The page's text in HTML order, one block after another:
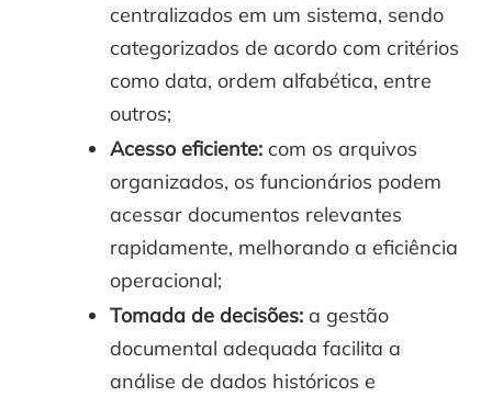
centralizados em um sistema, sendo
categorizados de acordo com critérios
como data, ordem alfabética, entre
outros;
Acesso eficiente: com os arquivos
organizados, os funcionários podem
acessar documentos relevantes
rapidamente, melhorando a eficiência
operacional;
Tomada de decisões: a gestão
documental adequada facilita a
análise de dados históricos e